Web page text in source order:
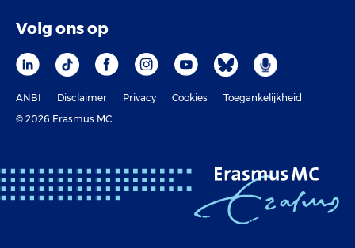
Volg ons op
ANBI Disclaimer Privacy Cookies
Toegankelijkheid
© 2026 Erasmus MC.